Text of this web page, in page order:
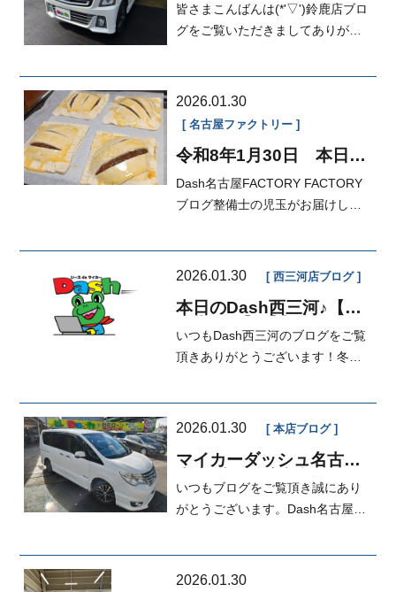
シュ定額払い
皆さまこんばんは(*'▽')鈴鹿店ブロ
グをご覧いただきましてありがと
2026.01.30
名古屋ファクトリー
令和8年1月30日 本日の
Dash名古屋FACTORY FACTORY
ブログ整備士の児玉がお届けしま
2026.01.30 西三河店ブログ
本日のDash西三河♪【入
ル!】【自社ローン！】
【審査がとおりやすいオ
いつもDash西三河のブログをご覧
頂きありがとうございます！冬は
2026.01.30 本店ブログ
マイカーダッシュ名古屋
いつもブログをご覧頂き誠にあり
がとうございます。Dash名古屋本
2026.01.30